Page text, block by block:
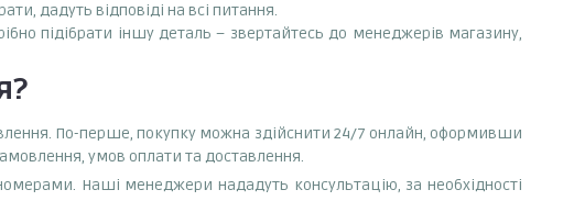
дадуть відповіді на всі питання.
підібрати іншу деталь – звертайтесь до менеджерів магазину,
По-перше, покупку можна здійснити 24/7 онлайн, оформивши
умов оплати та доставлення.
Наші менеджери нададуть консультацію, за необхідності